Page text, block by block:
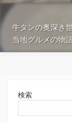
牛タンの奥深き
当地グルメの物
検索